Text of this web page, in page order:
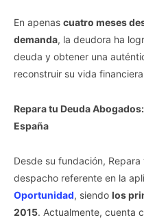
En apenas cuatro meses
demanda, la deudora ha
deuda y obtener una
reconstruir su vida
Repara tu Deuda
España
Desde su fundación,
despacho referente en la
Oportunidad, siendo los
2015. Actualmente, cuenta